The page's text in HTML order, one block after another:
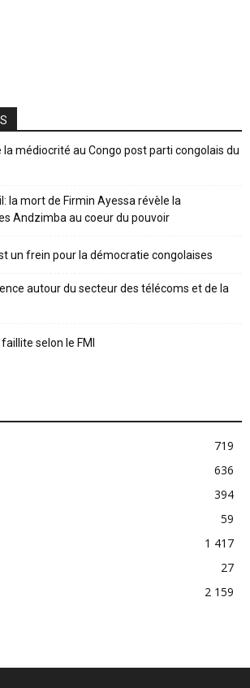
la médiocrité au Congo post parti congolais du
la mort de Firmin Ayessa révèle la
Andzimba au coeur du pouvoir
un frein pour la démocratie congolaises
autour du secteur des télécoms et de la
selon le FMI
719
636
394
59
1 417
27
2 159